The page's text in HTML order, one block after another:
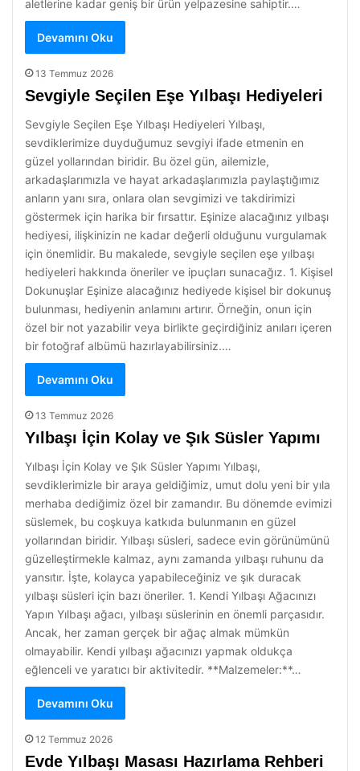
aletlerine kadar geniş bir ürün yelpazesine sahiptir.…
Devamını Oku
13 Temmuz 2026
Sevgiyle Seçilen Eşe Yılbaşı Hediyeleri
Sevgiyle Seçilen Eşe Yılbaşı Hediyeleri Yılbaşı,
sevdiklerimize duyduğumuz sevgiyi ifade etmenin en
güzel yollarından biridir. Bu özel gün, ailemizle,
arkadaşlarımızla ve hayat arkadaşlarımızla paylaştığımız
anların yanı sıra, onlara olan sevgimizi ve takdirimizi
göstermek için harika bir fırsattır. Eşinize alacağınız yılbaşı
hediyesi, ilişkinizin ne kadar değerli olduğunu vurgulamak
için önemlidir. Bu makalede, sevgiyle seçilen eşe yılbaşı
hediyeleri hakkında öneriler ve ipuçları sunacağız. 1. Kişisel
Dokunuşlar Eşinize alacağınız hediyede kişisel bir dokunuş
bulunması, hediyenin anlamını artırır. Örneğin, onun için
özel bir not yazabilir veya birlikte geçirdiğiniz anıları içeren
bir fotoğraf albümü hazırlayabilirsiniz.…
Devamını Oku
13 Temmuz 2026
Yılbaşı İçin Kolay ve Şık Süsler Yapımı
Yılbaşı İçin Kolay ve Şık Süsler Yapımı Yılbaşı,
sevdiklerimizle bir araya geldiğimiz, umut dolu yeni bir yıla
merhaba dediğimiz özel bir zamandır. Bu dönemde evimizi
süslemek, bu coşkuya katkıda bulunmanın en güzel
yollarından biridir. Yılbaşı süsleri, sadece evin görünümünü
güzelleştirmekle kalmaz, aynı zamanda yılbaşı ruhunu da
yansıtır. İşte, kolayca yapabileceğiniz ve şık duracak
yılbaşı süsleri için bazı öneriler. 1. Kendi Yılbaşı Ağacınızı
Yapın Yılbaşı ağacı, yılbaşı süslerinin en önemli parçasıdır.
Ancak, her zaman gerçek bir ağaç almak mümkün
olmayabilir. Kendi yılbaşı ağacınızı yapmak oldukça
eğlenceli ve yaratıcı bir aktivitedir. **Malzemeler:**…
Devamını Oku
12 Temmuz 2026
Evde Yılbaşı Masası Hazırlama Rehberi